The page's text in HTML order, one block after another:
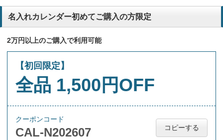
名入れカレンダー初めてご購入の方限定
2万円以上のご購入で利用可能
【初回限定】
全品 1,500円OFF
クーポンコード
CAL-N202607 コピーする